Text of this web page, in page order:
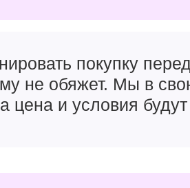
количество.
на небольшие фризы и
должны были решить.
покупку
не обяжет. Мы в
цена и условия